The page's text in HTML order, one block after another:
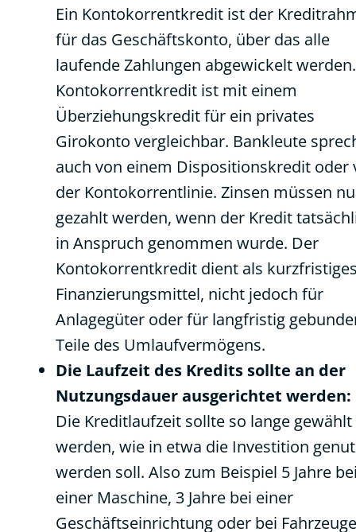
Ein Kontokorrentkredit ist der
für das Geschäftskonto, über das alle
laufende Zahlungen abgewickelt
Kontokorrentkredit ist mit einem
Überziehungskredit für ein privates
Girokonto vergleichbar. Bankleute
auch von einem Dispositionskredit oder
der Kontokorrentlinie. Zinsen müssen
gezahlt werden, wenn der Kredit
in Anspruch genommen wurde. Der
Kontokorrentkredit dient als
Finanzierungsmittel, nicht jedoch für
Anlagegüter oder für langfristig
Teile des Umlaufvermögens.
Die Laufzeit des Kredits sollte an der
Nutzungsdauer ausgerichtet werden:
Die Kreditlaufzeit sollte so lange gewählt
werden, wie in etwa die Investition
werden soll. Also zum Beispiel 5 Jahre
einer Maschine, 3 Jahre bei einer
Geschäftseinrichtung oder bei